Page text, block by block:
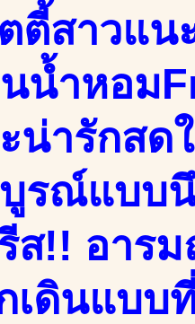
ตี้สาวแน
น้ำหอม
น่ารักสด
รณ์แบบ
ส!! อาร
เดินแบบ